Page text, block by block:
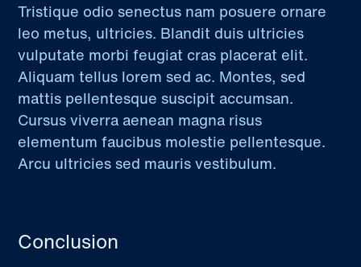
Tristique odio senectus nam posuere ornare
leo metus, ultricies. Blandit duis ultricies
vulputate morbi feugiat cras placerat elit.
Aliquam tellus lorem sed ac. Montes, sed
mattis pellentesque suscipit accumsan.
Cursus viverra aenean magna risus
elementum faucibus molestie pellentesque.
Arcu ultricies sed mauris vestibulum.
Conclusion